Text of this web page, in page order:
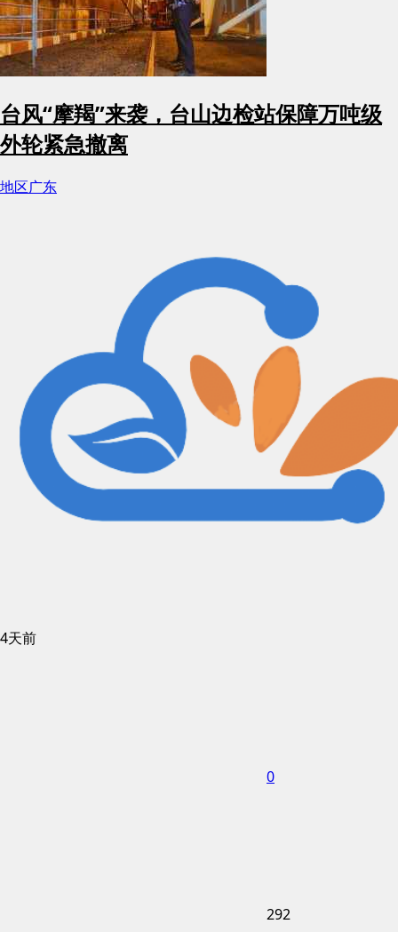
台风“摩羯”来袭，台山边检站保障万吨级
外轮紧急撤离
地区广东
4天前
0
292